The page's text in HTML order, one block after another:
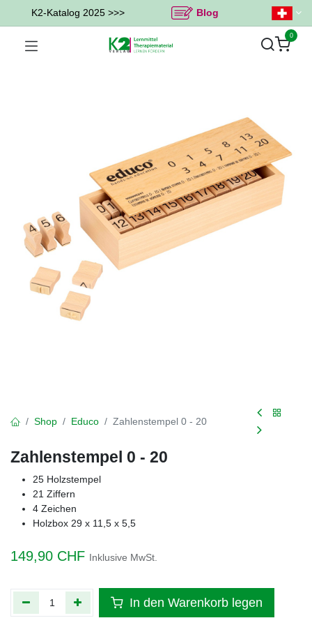
K2-Katalog 2025 >>> Blog
0
Shop Educo Zahlenstempel 0 - 20
Zahlenstempel 0 - 20
25 Holzstempel
21 Ziffern
4 Zeichen
Holzbox 29 x 11,5 x 5,5
149,90 CHF Inklusive MwSt.
In den Warenkorb legen